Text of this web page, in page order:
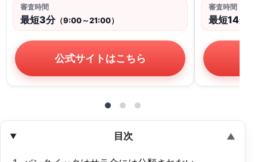
審査時間
最短3分（9:00～21:00）
公式サイトはこちら
審査時間
最短14分
目次